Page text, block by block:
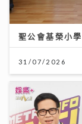
聖公會基榮小學
31/07/2026